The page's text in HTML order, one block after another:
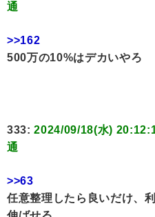
通
>>162
500万の10%はデカいやろ
333:2024/09/18(水)
通
>>63
任意整理したら良いだけ、